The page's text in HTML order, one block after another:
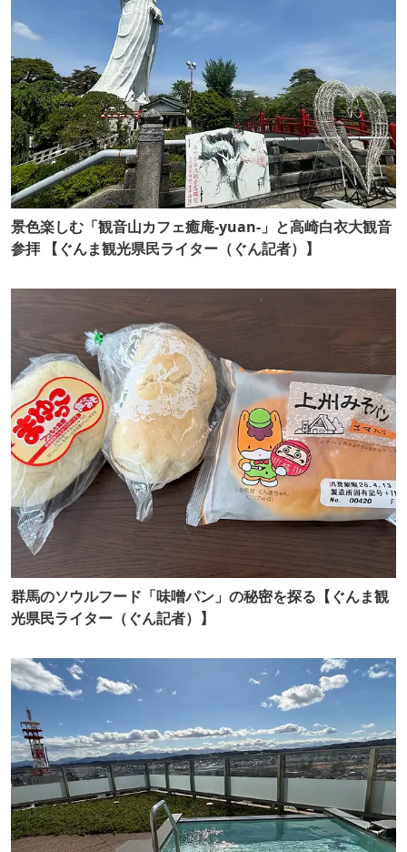
景色楽しむ「観音山カフェ癒庵-yuan-」と高崎白衣大観音
参拝 【ぐんま観光県民ライター（ぐん記者）】
群馬のソウルフード「味噌パン」の秘密を探る【ぐんま観
光県民ライター（ぐん記者）】